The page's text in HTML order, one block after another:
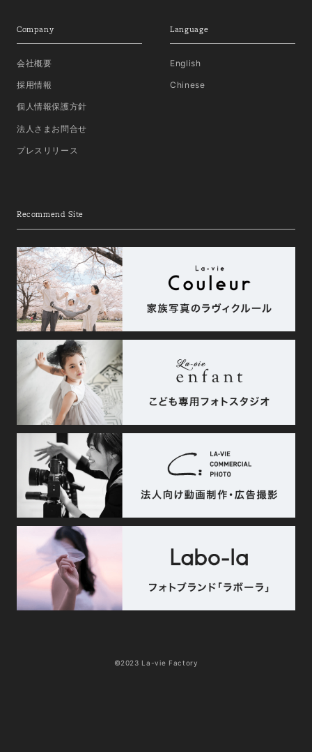
Company
会社概要
採用情報
個人情報保護方針
法人さまお問合せ
プレスリリース
Language
English
Chinese
Recommend Site
©2023 La-vie Factory